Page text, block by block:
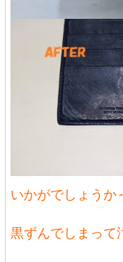
いかがでしょうか
黒ずんでしまって